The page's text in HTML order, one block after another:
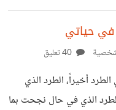
هذا الشيخ كما لم أقرأ له
عنه، وكوني غير مهتم
ندر منه أو قوي؛ فتركته
أو أتذكره فأقرأه في
شهر
في حياتي
أخيراً، الطرد الذي
الذي في حال نجحت بما